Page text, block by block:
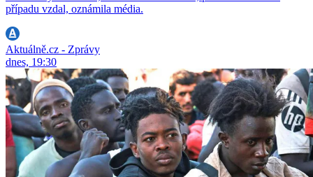
případu vzdal, oznámila média.
Aktuálně.cz - Zprávy
dnes, 19:30